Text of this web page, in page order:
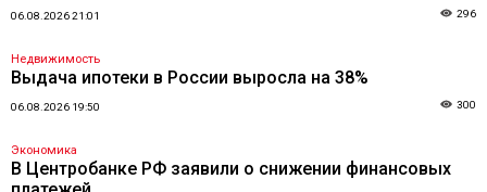
06.08.2026 21:01 296
Недвижимость
Выдача ипотеки в России выросла на 38%
06.08.2026 19:50 300
Экономика
В Центробанке РФ заявили о снижении финансовых